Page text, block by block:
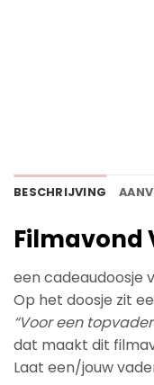
BESCHRIJVING
Filmavond
een cadeaudoosje
Op het doosje zit
“Voor een
dat maakt dit
Laat een/jouw